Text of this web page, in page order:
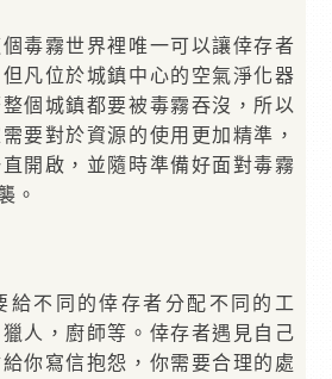
毒霧世界裡唯一可以讓倖存者
凡位於城鎮中心的空氣淨化器
個城鎮都要被毒霧吞沒，所以
要對於資源的使用更加精準，
開啟，並隨時準備好面對毒霧
。
給不同的倖存者分配不同的工
人，廚師等。倖存者遇見自己
你寫信抱怨，你需要合理的處